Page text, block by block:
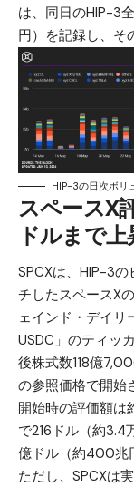
は、同日のHIP-3
円）を記録し、そ
HIP-3の日次ボリ
スペースX
ドルまで上
SPCXは、HIP-3
チしたスペースX
ェインド・デイリ
USDC」のティッ
後株式数118億
の参照価格で開始
開始時の評価額は
で216ドル（約
億ドル（約400兆
ただし、SPCXは